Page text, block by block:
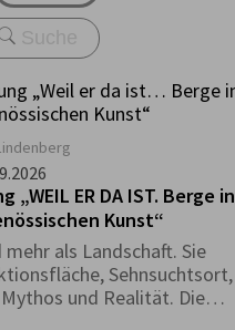
„WEIL ER DA IST. Berge in
Kunst“
mehr als Landschaft. Sie
Sehnsuchtsort,
und Realität. Die